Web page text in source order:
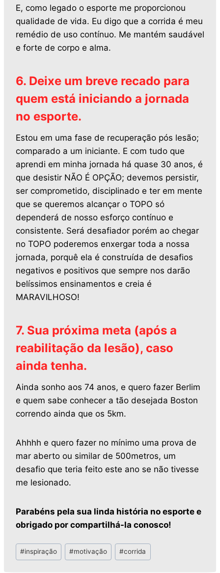
E, como legado o esporte me proporcionou
qualidade de vida. Eu digo que a corrida é meu
remédio de uso contínuo. Me mantém saudável
e forte de corpo e alma.
6. Deixe um breve recado para
quem está iniciando a jornada
no esporte.
Estou em uma fase de recuperação pós lesão;
comparado a um iniciante. E com tudo que
aprendi em minha jornada há quase 30 anos, é
que desistir NÃO É OPÇÃO; devemos persistir,
ser comprometido, disciplinado e ter em mente
que se queremos alcançar o TOPO só
dependerá de nosso esforço contínuo e
consistente. Será desafiador porém ao chegar
no TOPO poderemos enxergar toda a nossa
jornada, porquê ela é construída de desafios
negativos e positivos que sempre nos darão
belíssimos ensinamentos e creia é
MARAVILHOSO!
7. Sua próxima meta (após a
reabilitação da lesão), caso
ainda tenha.
Ainda sonho aos 74 anos, e quero fazer Berlim
e quem sabe conhecer a tão desejada Boston
correndo ainda que os 5km.
Ahhhh e quero fazer no mínimo uma prova de
mar aberto ou similar de 500metros, um
desafio que teria feito este ano se não tivesse
me lesionado.
Parabéns pela sua linda história no esporte e
obrigado por compartilhá-la conosco!
#inspiração #motivação #corrida